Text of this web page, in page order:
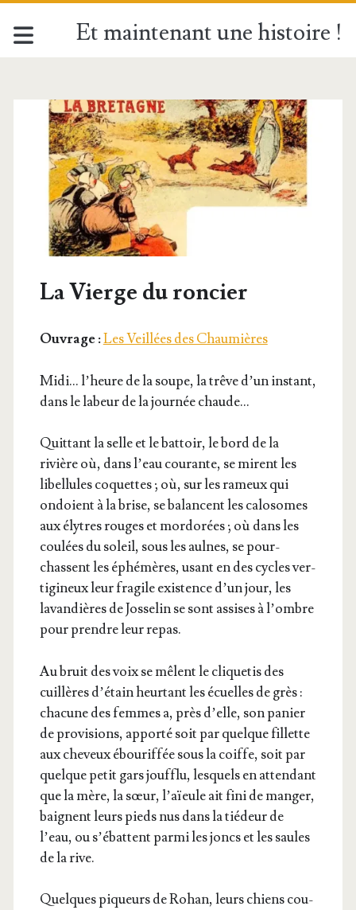
Et maintenant une histoire !
La Vierge du roncier
Ouvrage :Les Veillées des Chaumières
Midi… l’heure de la soupe, la trêve d’un ins­tant,
dans le labeur de la jour­née chaude…
Quit­tant la selle et le bat­toir, le bord de la
rivière où, dans l’eau cou­rante, se mirent les
libel­lules coquettes ; où, sur les rameux qui
ondoient à la brise, se balancent les calo­somes
aux élytres rouges et mor­do­rées ; où dans les
cou­lées du soleil, sous les aulnes, se pour­
chassent les éphé­mères, usant en des cycles ver­
ti­gi­neux leur fra­gile exis­tence d’un jour, les
lavan­dières de Jos­se­lin se sont assises à l’ombre
pour prendre leur repas.
Au bruit des voix se mêlent le cli­que­tis des
cuillères d’é­tain heur­tant les écuelles de grès :
cha­cune des femmes a, près d’elle, son panier
de pro­vi­sions, appor­té soit par quelque fillette
aux che­veux ébou­rif­fée sous la coiffe, soit par
quelque petit gars jouf­flu, les­quels en atten­dant
que la mère, la sœur, l’aïeule ait fini de man­ger,
baignent leurs pieds nus dans la tié­deur de
l’eau, ou s’é­battent par­mi les joncs et les saules
de la rive.
Quelques piqueurs de Rohan, leurs chiens cou­